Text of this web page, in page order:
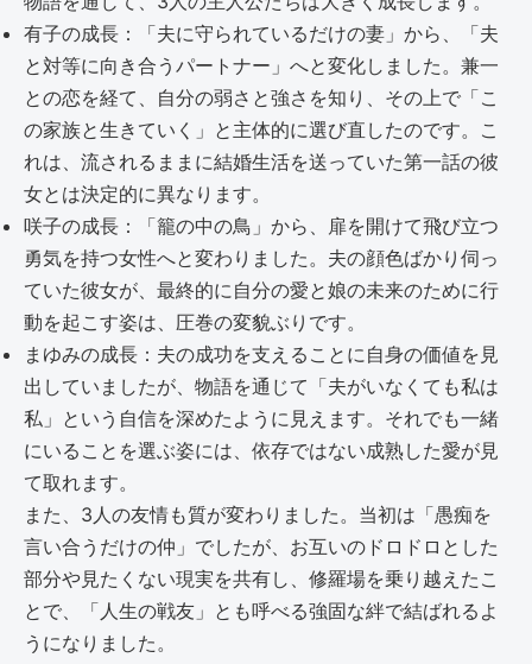
有子の成長：「夫に守られているだけの妻」から、「夫
と対等に向き合うパートナー」へと変化しました。兼一
との恋を経て、自分の弱さと強さを知り、その上で「こ
の家族と生きていく」と主体的に選び直したのです。こ
れは、流されるままに結婚生活を送っていた第一話の彼
女とは決定的に異なります。
咲子の成長：「籠の中の鳥」から、扉を開けて飛び立つ
勇気を持つ女性へと変わりました。夫の顔色ばかり伺っ
ていた彼女が、最終的に自分の愛と娘の未来のために行
動を起こす姿は、圧巻の変貌ぶりです。
まゆみの成長：夫の成功を支えることに自身の価値を見
出していましたが、物語を通じて「夫がいなくても私は
私」という自信を深めたように見えます。それでも一緒
にいることを選ぶ姿には、依存ではない成熟した愛が見
て取れます。
また、3人の友情も質が変わりました。当初は「愚痴を
言い合うだけの仲」でしたが、お互いのドロドロとした
部分や見たくない現実を共有し、修羅場を乗り越えたこ
とで、「人生の戦友」とも呼べる強固な絆で結ばれるよ
うになりました。